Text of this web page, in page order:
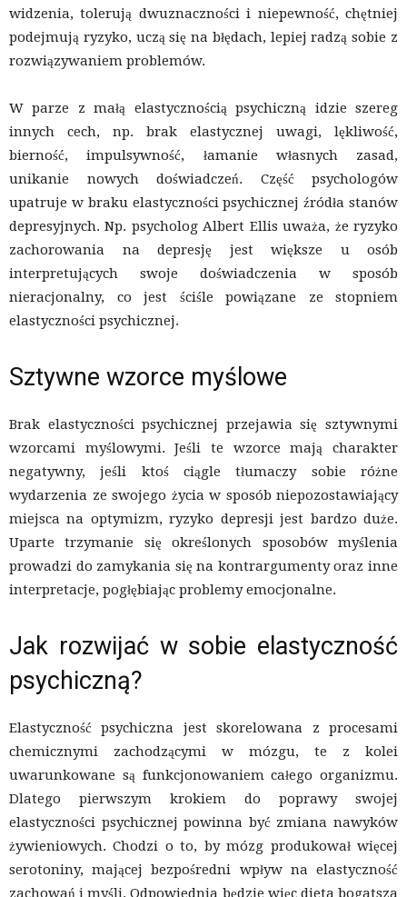
widzenia, tolerują dwuznaczności i niepewność, chętniej
podejmują ryzyko, uczą się na błędach, lepiej radzą sobie z
rozwiązywaniem problemów.
W parze z małą elastycznością psychiczną idzie szereg
innych cech, np. brak elastycznej uwagi, lękliwość,
bierność, impulsywność, łamanie własnych zasad,
unikanie nowych doświadczeń. Część psychologów
upatruje w braku elastyczności psychicznej źródła stanów
depresyjnych. Np. psycholog Albert Ellis uważa, że ryzyko
zachorowania na depresję jest większe u osób
interpretujących swoje doświadczenia w sposób
nieracjonalny, co jest ściśle powiązane ze stopniem
elastyczności psychicznej.
Sztywne wzorce myślowe
Brak elastyczności psychicznej przejawia się sztywnymi
wzorcami myślowymi. Jeśli te wzorce mają charakter
negatywny, jeśli ktoś ciągle tłumaczy sobie różne
wydarzenia ze swojego życia w sposób niepozostawiający
miejsca na optymizm, ryzyko depresji jest bardzo duże.
Uparte trzymanie się określonych sposobów myślenia
prowadzi do zamykania się na kontrargumenty oraz inne
interpretacje, pogłębiając problemy emocjonalne.
Jak rozwijać w sobie elastyczność
psychiczną?
Elastyczność psychiczna jest skorelowana z procesami
chemicznymi zachodzącymi w mózgu, te z kolei
uwarunkowane są funkcjonowaniem całego organizmu.
Dlatego pierwszym krokiem do poprawy swojej
elastyczności psychicznej powinna być zmiana nawyków
żywieniowych. Chodzi o to, by mózg produkował więcej
serotoniny, mającej bezpośredni wpływ na elastyczność
zachowań i myśli. Odpowiednia będzie więc dieta bogatsza